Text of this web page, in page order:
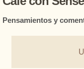
Pensamientos y